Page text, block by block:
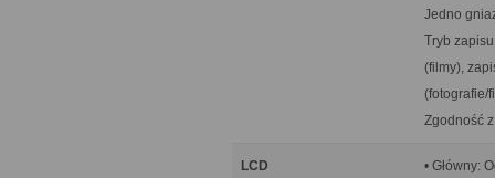
Jedno
Tryb
(filmy),
(fotografie/
Zgodność
LCD
• Główny: